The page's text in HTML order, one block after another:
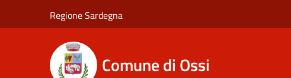
Regione Sardegna
Comune di Ossi